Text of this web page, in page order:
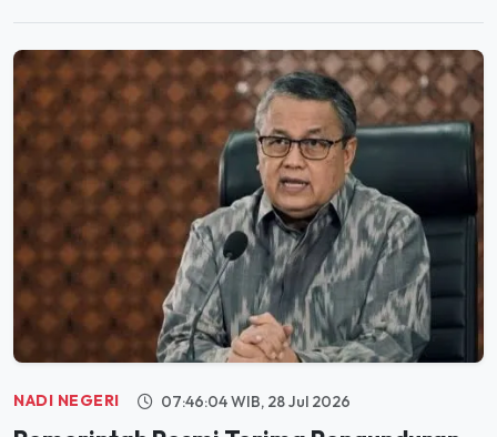
NADI NEGERI 07:46:04 WIB, 28 Jul 2026